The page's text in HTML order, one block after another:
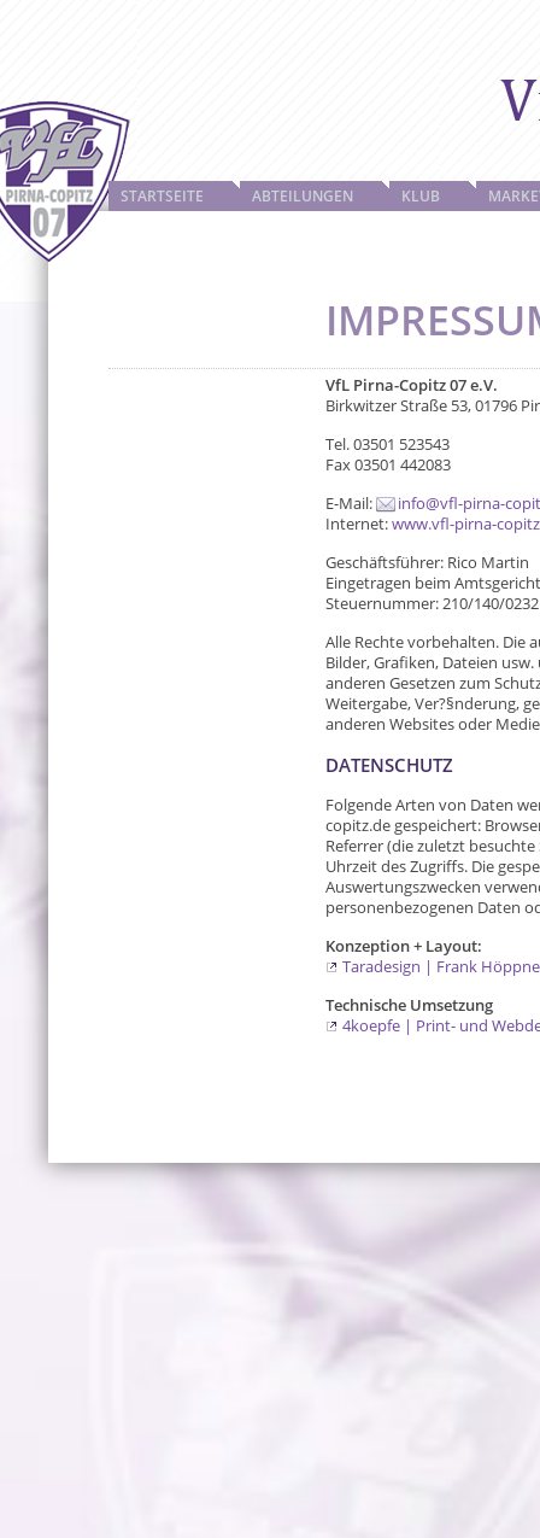
STARTSEITE ABTEILUNGEN KLUB
VfL Pirna-Copitz 07 e.V.
Birkwitzer Straße 53, 01796
Tel. 03501 523543
Fax 03501 442083
E-Mail:
info@vfl-pirna-
Internet:www.vfl-pirna-
Geschäftsführer: Rico Martin
Eingetragen beim
Steuernummer: 210/140/
Alle Rechte vorbehalten. Die
Bilder, Grafiken, Dateien
anderen Gesetzen zum
Weitergabe, Ver?§nderung,
anderen Websites oder
DATENSCHUTZ
Folgende Arten von Daten
copitz.de gespeichert:
Referrer (die zuletzt
Uhrzeit des Zugriffs. Die
Auswertungszwecken
personenbezogenen Daten
Konzeption + Layout:
Taradesign | Frank
Technische Umsetzung
4koepfe | Print- und